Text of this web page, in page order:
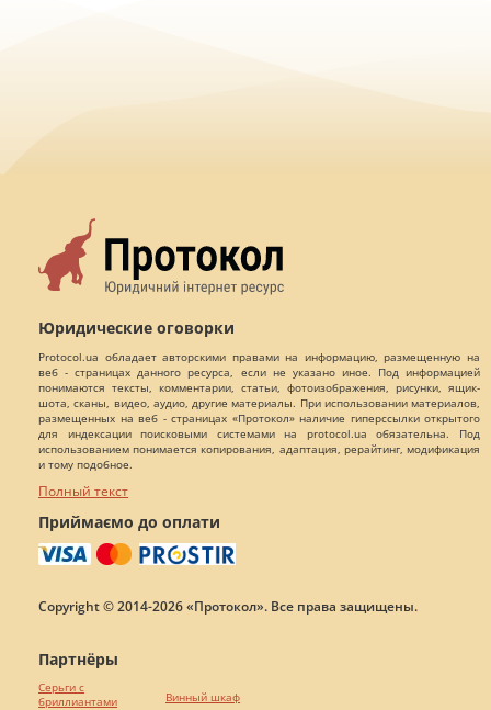
Юридические оговорки
Protocol.ua обладает авторскими правами на информацию, размещенную на
веб - страницах данного ресурса, если не указано иное. Под информацией
понимаются тексты, комментарии, статьи, фотоизображения, рисунки, ящик-
шота, сканы, видео, аудио, другие материалы. При использовании материалов,
размещенных на веб - страницах «Протокол» наличие гиперссылки открытого
для индексации поисковыми системами на protocol.ua обязательна. Под
использованием понимается копирования, адаптация, рерайтинг, модификация
и тому подобное.
Полный текст
Приймаємо до оплати
Copyright © 2014-2026 «Протокол». Все права защищены.
Партнёры
Серьги с
бриллиантами
Винный шкаф